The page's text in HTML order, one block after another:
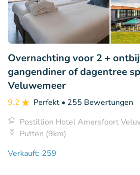
Overnachting voor 2 +
gangendiner of dagentree
Veluwemeer
9.2 Perfekt • 255 Bewertungen
Postillion Hotel Amersfoort
Putten (9km)
Verkauft: 259